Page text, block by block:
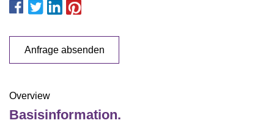
Anfrage absenden
Overview
Basisinformation.